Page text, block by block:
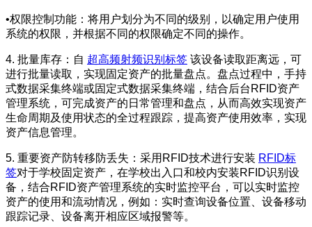
•权限控制功能：将用户划分为不同的级别，以确定用户使用
系统的权限，并根据不同的权限确定不同的操作。
4. 批量库存：自 超高频射频识别标签 该设备读取距离远，可
进行批量读取，实现固定资产的批量盘点。盘点过程中，手持
式数据采集终端或固定式数据采集终端，结合后台RFID资产
管理系统，可完成资产的日常管理和盘点，从而高效实现资产
生命周期及使用状态的全过程跟踪，提高资产使用效率，实现
资产信息管理。
5. 重要资产防转移防丢失：采用RFID技术进行安装 RFID标
签对于学校固定资产，在学校出入口和校内安装RFID识别设
备，结合RFID资产管理系统的实时监控平台，可以实时监控
资产的使用和流动情况，例如：实时查询设备位置、设备移动
跟踪记录、设备离开相应区域报警等。